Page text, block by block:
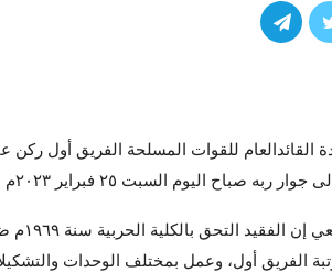
للقوات المسلحة الفريق أول ركن
السبت ٢٥ فبراير ٢٠٢٣م بمستشفى السلاح الطبي.
الفريق أول، وعمل بمختلف الوحدات